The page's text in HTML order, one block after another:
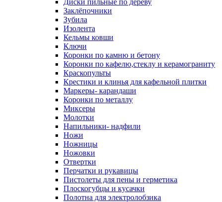
Диски пильные по дереву
Заклёпочники
Зубила
Изолента
Кельмы ковши
Ключи
Коронки по камню и бетону
Коронки по кафелю,стеклу и керамограниту
Краскопульты
Крестики и клинья для кафельной плитки
Маркеры- карандаши
Коронки по металлу
Миксеры
Молотки
Напильники- надфили
Ножи
Ножницы
Ножовки
Отвертки
Перчатки и рукавицы
Пистолеты для пены и герметика
Плоскогубцы и кусачки
Полотна для электролобзика